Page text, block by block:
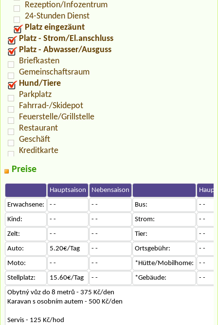
Rezeption/Infozentrum
24-Stunden Dienst
Platz eingezäunt
Platz - Strom/El.anschluss
Platz - Abwasser/Ausguss
Briefkasten
Gemeinschaftsraum
Hund/Tiere
Parkplatz
Fahrrad-/Skidepot
Feuerstelle/Grillstelle
Restaurant
Geschäft
Kreditkarte
Preise
Hauptsaison Nebensaison
Erwachsene:
- - - - Bus:
- -
Kind:
- - - - Strom:
- -
Zelt:
- - - - Tier:
- -
Auto:
5.20€/Tag - - Ortsgebühr:
- -
Moto:
- - - - *Hütte/Mobilhome:
- -
Stellplatz:
15.60€/Tag - - *Gebäude:
- -
Obytný vůz do 8 metrů - 375 Kč/den
Karavan s osobním autem - 500 Kč/den
Servis - 125 Kč/hod